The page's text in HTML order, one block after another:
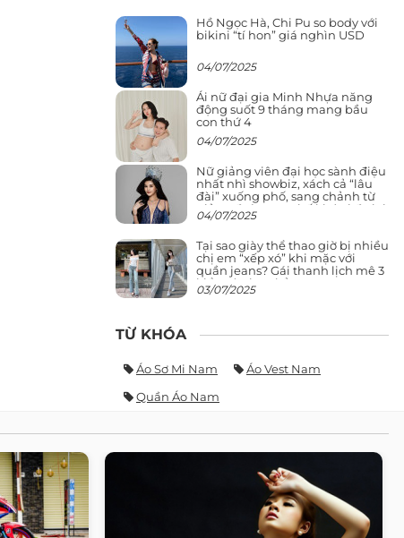
Hồ Ngọc Hà, Chi Pu so body với
bikini “tí hon” giá nghìn USD
04/07/2025
Ái nữ đại gia Minh Nhựa năng
động suốt 9 tháng mang bầu
con thứ 4
04/07/2025
Nữ giảng viên đại học sành điệu
nhất nhì showbiz, xách cả “lâu
đài” xuống phố, sang chảnh từ
giảng đường ra phố khó ai đọ lại
04/07/2025
Tại sao giày thể thao giờ bị nhiều
chị em “xếp xó” khi mặc với
quần jeans? Gái thanh lịch mê 3
kiểu này hơn hẳn
03/07/2025
TỪ KHÓA
Áo Sơ Mi Nam
Áo Vest Nam
Quần Áo Nam